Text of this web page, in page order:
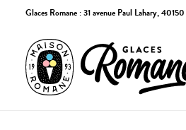
Glaces Romane :31 avenue Paul Lahary,